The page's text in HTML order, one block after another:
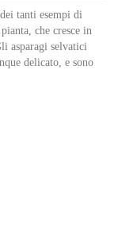
tanti esempi di
che cresce in
asparagi selvatici
delicato, e sono